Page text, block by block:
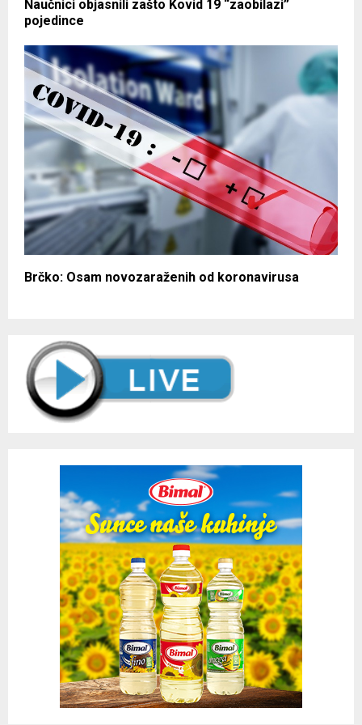
Naučnici objasnili zašto Kovid 19 “zaobilazi”
pojedince
Brčko: Osam novozaraženih od koronavirusa